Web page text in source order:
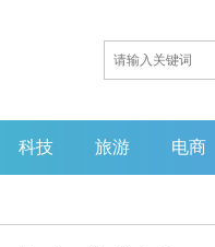
科技 旅游 电商